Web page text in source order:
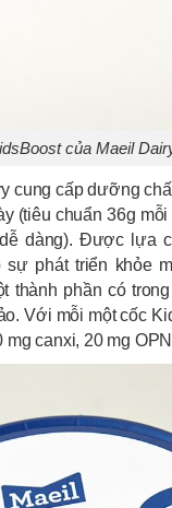
của Maeil
cung cấp dưỡng
(tiêu chuẩn 36g
dàng). Được lựa
sự phát triển khỏe
thành phần có
Với mỗi một cốc
mg canxi, 20 mg